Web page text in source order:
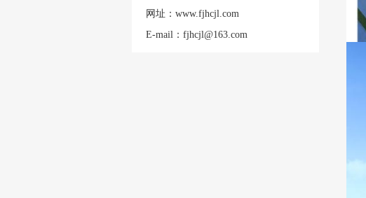
网址：www.fjhcjl.com
E-mail：fjhcjl@163.com